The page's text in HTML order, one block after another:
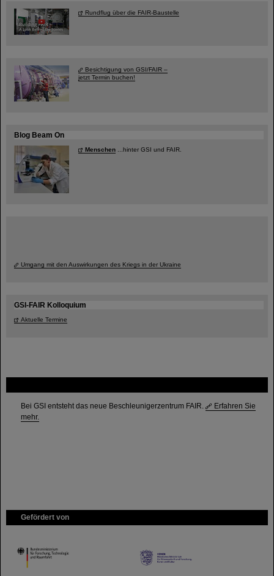
Bei GSI entsteht das neue Beschleunigerzentrum FAIR.
Erfahren Sie
mehr.
Gefördert von
HMWK
Rundflug über die FAIR-Baustelle
Besichtigung von GSI/FAIR –
jetzt Termin buchen!
Blog Beam On
Menschen ...hinter GSI und FAIR.
Umgang mit den Auswirkungen des Kriegs in der Ukraine
GSI-FAIR Kolloquium
Aktuelle Termine